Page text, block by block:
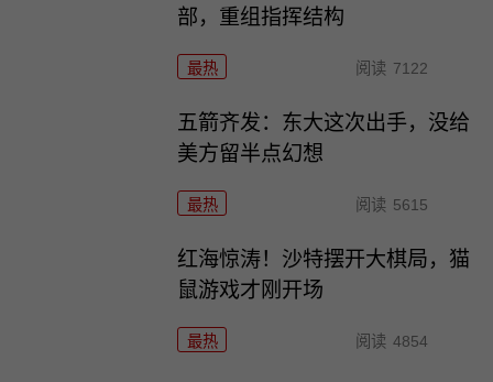
部，重组指挥结构
最热 阅读 7122
五箭齐发：东大这次出手，没给
美方留半点幻想
最热 阅读 5615
红海惊涛！沙特摆开大棋局，猫
鼠游戏才刚开场
最热 阅读 4854